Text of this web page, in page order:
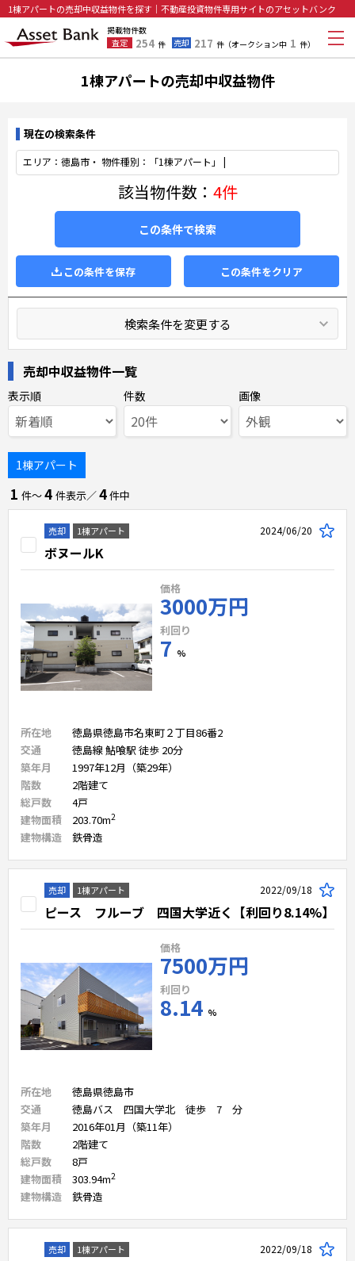
1棟アパートの売却中収益物件を探す｜不動産投資物件専用サイトのアセットバンク
掲載物件数
査定
254 件 売却 217 件（オークション中 1 件）
1棟アパートの売却中収益物件
現在の検索条件
エリア：徳島市・ 物件種別：「1棟アパート」 |
該当物件数： 4件
この条件で検索
この条件を保存 この条件をクリア
検索条件を変更する
売却中収益物件一覧
表示順 件数 画像
1棟アパート
1 件〜4 件表示／4件中
売却 1棟アパート
ボヌールK
2024/06/20
価格
3000万円
利回り
7 %
所在地
徳島県徳島市名東町２丁目86番2
交通
徳島線 鮎喰駅 徒歩 20分
築年月
1997年12月（築29年）
階数
2階建て
総戸数
4戸
建物面積
203.70m2
建物構造 鉄骨造
売却 1棟アパート
ピース フルーブ 四国大学近く【利回り8.14%】
2022/09/18
価格
7500万円
利回り
8.14 %
所在地
徳島県徳島市
交通
徳島バス 四国大学北 徒歩 7 分
築年月
2016年01月（築11年）
階数
2階建て
総戸数
8戸
建物面積
303.94m2
建物構造 鉄骨造
売却 1棟アパート 2022/09/18